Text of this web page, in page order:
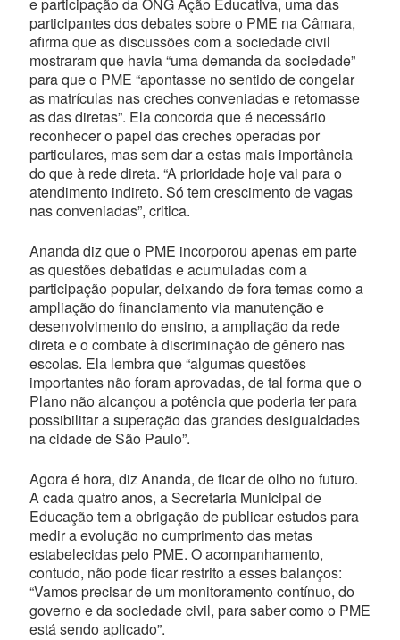
participantes dos debates sobre o PME na Câmara,
afirma que as discussões com a sociedade civil
mostraram que havia “uma demanda da sociedade”
para que o PME “apontasse no sentido de congelar
as matrículas nas creches conveniadas e retomasse
as das diretas”. Ela concorda que é necessário
reconhecer o papel das creches operadas por
particulares, mas sem dar a estas mais importância
do que à rede direta. “A prioridade hoje vai para o
atendimento indireto. Só tem crescimento de vagas
nas conveniadas”, critica.
Ananda diz que o PME incorporou apenas em parte
as questões debatidas e acumuladas com a
participação popular, deixando de fora temas como a
ampliação do financiamento via manutenção e
desenvolvimento do ensino, a ampliação da rede
direta e o combate à discriminação de gênero nas
escolas. Ela lembra que “algumas questões
importantes não foram aprovadas, de tal forma que o
Plano não alcançou a potência que poderia ter para
possibilitar a superação das grandes desigualdades
na cidade de São Paulo”.
Agora é hora, diz Ananda, de ficar de olho no futuro.
A cada quatro anos, a Secretaria Municipal de
Educação tem a obrigação de publicar estudos para
medir a evolução no cumprimento das metas
estabelecidas pelo PME. O acompanhamento,
contudo, não pode ficar restrito a esses balanços:
“Vamos precisar de um monitoramento contínuo, do
governo e da sociedade civil, para saber como o PME
está sendo aplicado”.